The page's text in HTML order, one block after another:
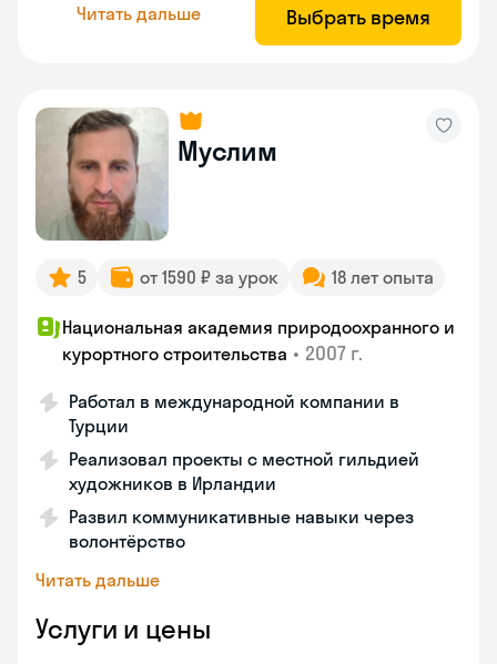
Читать дальше Выбрать время
Муслим
5 от 1590 ₽ за урок 18 лет опыта
Национальная академия природоохранного и
курортного строительства • 2007 г.
Работал в международной компании в
Турции
Реализовал проекты с местной гильдией
художников в Ирландии
Развил коммуникативные навыки через
волонтёрство
Читать дальше
Услуги и цены